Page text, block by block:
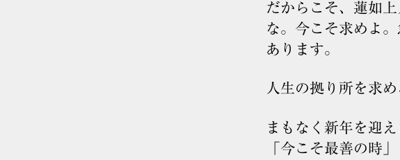
だからこそ、蓮如
な。今こそ求めよ
あります。
人生の拠り所を求
まもなく新年を迎
「今こそ最善の時